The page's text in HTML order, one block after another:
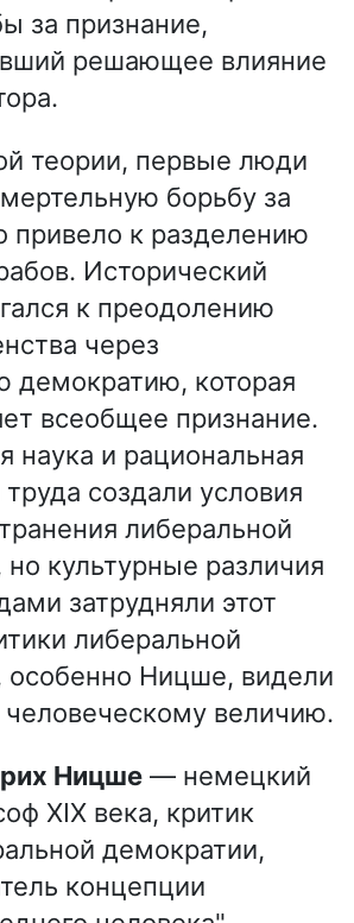
за признание,
решающее влияние
теории, первые люди
борьбу за
привело к разделению
Исторический
к преодолению
через
демократию, которая
всеобщее признание.
наука и рациональная
создали условия
либеральной
культурные различия
затрудняли этот
либеральной
особенно Ницше, видели
человеческому величию.
Ницше — немецкий
XIX века, критик
демократии,
концепции